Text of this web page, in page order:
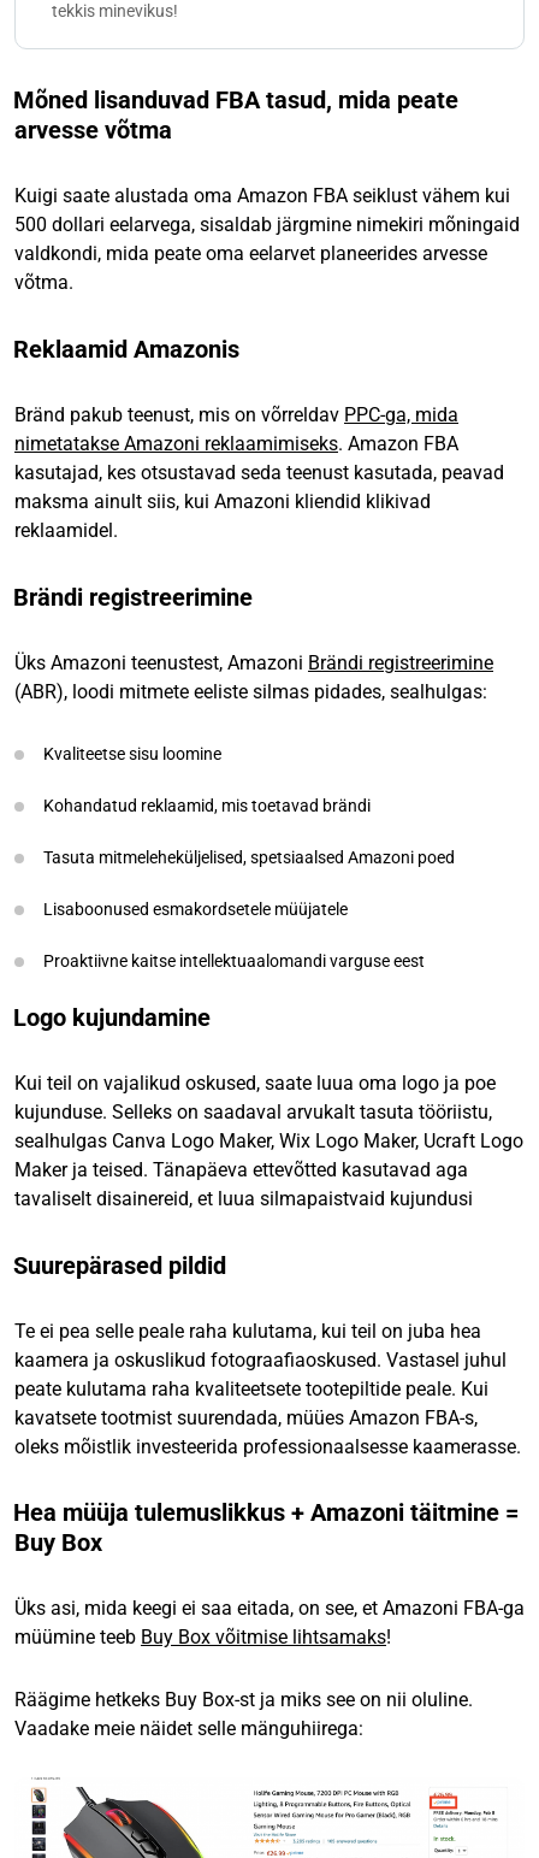
tekkis minevikus!
Mõned lisanduvad FBA tasud, mida peate
arvesse võtma
Kuigi saate alustada oma Amazon FBA seiklust vähem kui
500 dollari eelarvega, sisaldab järgmine nimekiri mõningaid
valdkondi, mida peate oma eelarvet planeerides arvesse
võtma.
Reklaamid Amazonis
Bränd pakub teenust, mis on võrreldav PPC-ga, mida
nimetatakse Amazoni reklaamimiseks. Amazon FBA
kasutajad, kes otsustavad seda teenust kasutada, peavad
maksma ainult siis, kui Amazoni kliendid klikivad
reklaamidel.
Brändi registreerimine
Üks Amazoni teenustest, Amazoni Brändi registreerimine
(ABR), loodi mitmete eeliste silmas pidades, sealhulgas:
Kvaliteetse sisu loomine
Kohandatud reklaamid, mis toetavad brändi
Tasuta mitmeleheküljelised, spetsiaalsed Amazoni poed
Lisaboonused esmakordsetele müüjatele
Proaktiivne kaitse intellektuaalomandi varguse eest
Logo kujundamine
Kui teil on vajalikud oskused, saate luua oma logo ja poe
kujunduse. Selleks on saadaval arvukalt tasuta tööriistu,
sealhulgas Canva Logo Maker, Wix Logo Maker, Ucraft Logo
Maker ja teised. Tänapäeva ettevõtted kasutavad aga
tavaliselt disainereid, et luua silmapaistvaid kujundusi
Suurepärased pildid
Te ei pea selle peale raha kulutama, kui teil on juba hea
kaamera ja oskuslikud fotograafiaoskused. Vastasel juhul
peate kulutama raha kvaliteetsete tootepiltide peale. Kui
kavatsete tootmist suurendada, müües Amazon FBA-s,
oleks mõistlik investeerida professionaalsesse kaamerasse.
Hea müüja tulemuslikkus + Amazoni täitmine =
Buy Box
Üks asi, mida keegi ei saa eitada, on see, et Amazoni FBA-ga
müümine teeb Buy Box võitmise lihtsamaks!
Räägime hetkeks Buy Box-st ja miks see on nii oluline.
Vaadake meie näidet selle mänguhiirega: